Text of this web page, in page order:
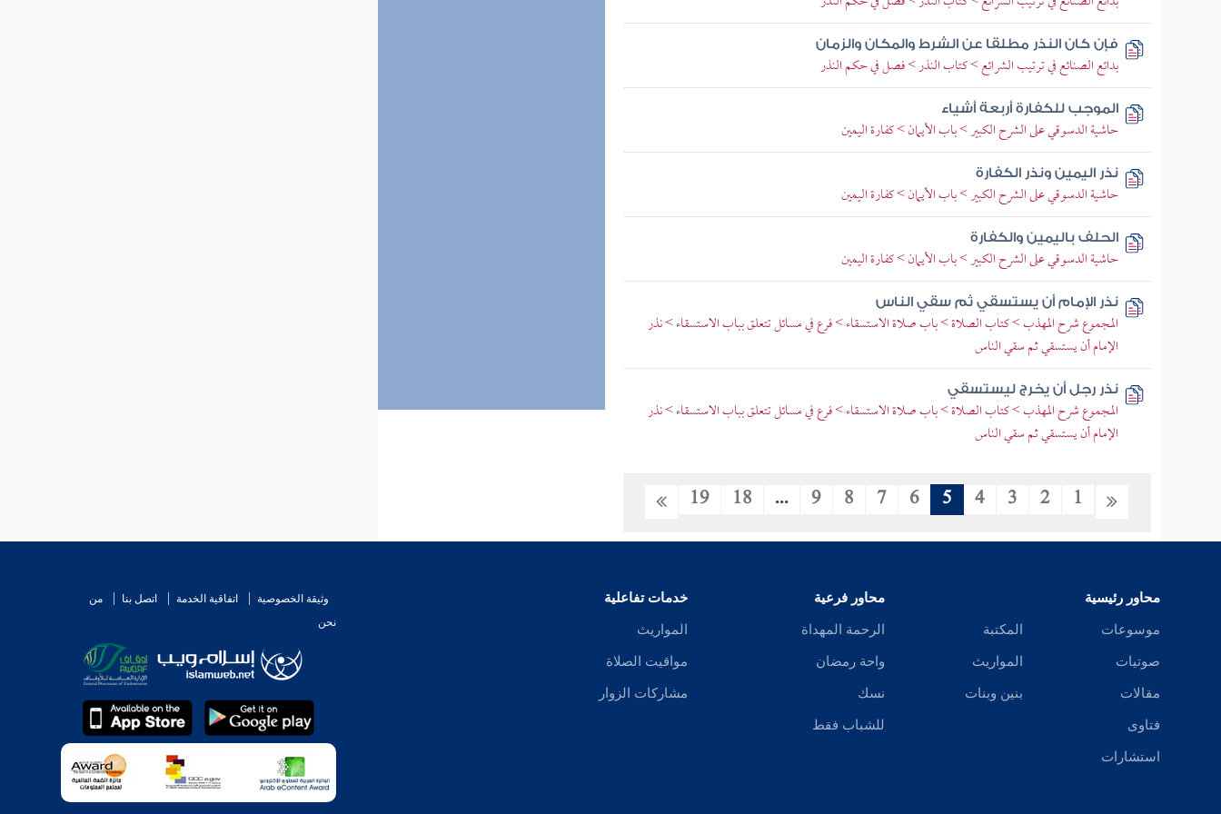
فإن كان النذر مطلقا عن الشرط والمكان والزمان
بدائع الصنائع في ترتيب الشرائع > كتاب النذر > فصل في حكم النذر
الموجب للكفارة أربعة أشياء
حاشية الدسوقي على الشرح الكبير > باب الأيمان > كفارة اليمين
نذر اليمين ونذر الكفارة
حاشية الدسوقي على الشرح الكبير > باب الأيمان > كفارة اليمين
الحلف باليمين والكفارة
حاشية الدسوقي على الشرح الكبير > باب الأيمان > كفارة اليمين
نذر الإمام أن يستسقي ثم سقي الناس
المجموع شرح المهذب > كتاب الصلاة > باب صلاة الاستسقاء > فرع في مسائل تتعلق بباب الاستسقاء > نذر
الإمام أن يستسقي ثم سقي الناس
نذر رجل أن يخرج ليستسقي
المجموع شرح المهذب > كتاب الصلاة > باب صلاة الاستسقاء > فرع في مسائل تتعلق بباب الاستسقاء > نذر
الإمام أن يستسقي ثم سقي الناس
1
2
3
4
5
6
7
8
9
...
18
19
محاور رئيسية
موسوعات
صوتيات
مقالات
فتاوى
استشارات
المكتبة
المواريث
بنين وبنات
محاور فرعية
الرحمة المهداة
واحة رمضان
نسك
للشباب فقط
خدمات تفاعلية
المواريث
مواقيت الصلاة
مشاركات الزوار
وثيقة الخصوصية اتفاقية الخدمة اتصل بنا
من
نحن